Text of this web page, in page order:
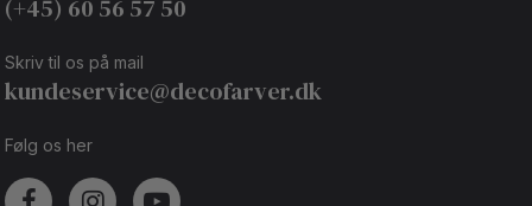
(+45) 60 56 57 50
Skriv til os på mail
kundeservice@decofarver.dk
Følg os her